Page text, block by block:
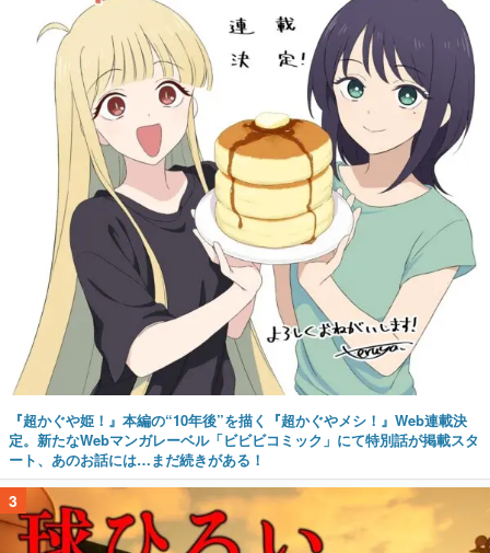
『超かぐや姫！』本編の“10年後”を描く『超かぐやメシ！』Web連載決
定。新たなWebマンガレーベル「ビビビコミック」にて特別話が掲載スタ
ート、あのお話には…まだ続きがある！
3